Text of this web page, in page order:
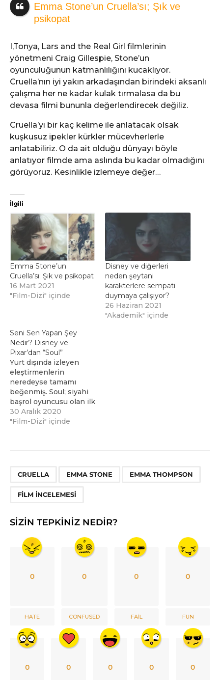
Emma Stone’un Cruella’sı; Şık ve
psikopat
I,Tonya, Lars and the Real Girl filmlerinin
yönetmeni Craig Gillespie, Stone’un
oyunculuğunun katmanlılığını kucaklıyor.
Cruella’nın iyi yakın arkadaşından birindeki aksanlı
çalışma her ne kadar kulak tırmalasa da bu
devasa filmi bununla değerlendirecek değiliz.
Cruella’yı bir kaç kelime ile anlatacak olsak
kuşkusuz ipekler kürkler mücevherlerle
anlatabiliriz. O da ait olduğu dünyayı böyle
anlatıyor filmde ama aslında bu kadar olmadığını
görüyoruz. Kesinlikle izlemeye değer…
İlgili
Emma Stone’un
Cruella’sı; Şık ve psikopat
16 Mart 2021
"Film-Dizi" içinde
Disney ve diğerleri
neden şeytani
karakterlere sempati
duymaya çalışıyor?
26 Haziran 2021
"Akademik" içinde
Seni Sen Yapan Şey
Nedir? Disney ve
Pixar’dan “Soul”
Yurt dışında izleyen
eleştirmenlerin
neredeyse tamamı
beğenmiş. Soul; siyahi
başrol oyuncusu olan ilk
animasyon filmi. Filme
yönelik eleştiriler de
30 Aralık 2020
"Film-Dizi" içinde
CRUELLA EMMA STONE EMMA THOMPSON
FILM INCELEMESI
SIZIN TEPKINIZ NEDIR?
0
HATE
0
CONFUSED
0
FAIL
0
FUN
0 0 0 0 0